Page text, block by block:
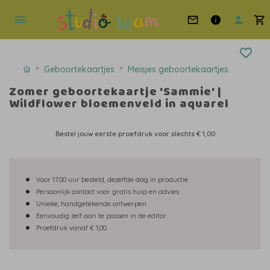
Geboortekaartjes Meisjes geboortekaartjes
Zomer geboortekaartje 'Sammie' |
Wildflower bloemenveld in aquarel
Bestel jouw eerste proefdruk voor slechts € 1,00
Voor 17.00 uur besteld, dezelfde dag in productie
Persoonlijk contact voor gratis hulp en advies
Unieke, handgetekende ontwerpen
Eenvoudig zelf aan te passen in de editor
Proefdruk vanaf € 1,00